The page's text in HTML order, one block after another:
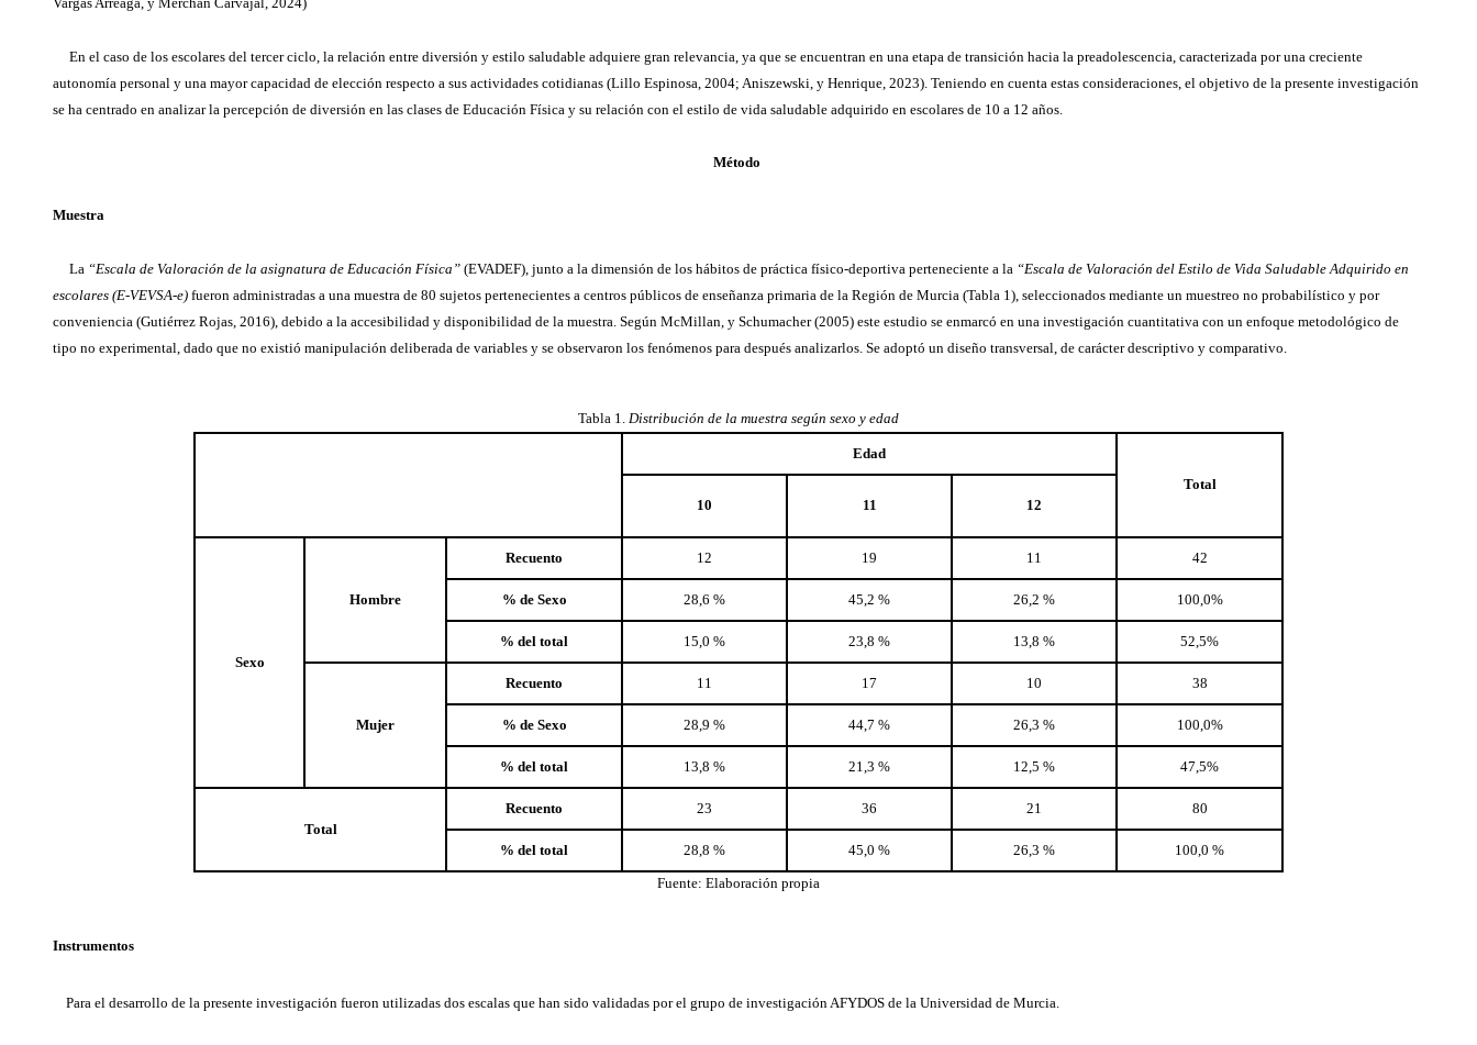
En el caso de los escolares del tercer ciclo, la relación entre diversión y estilo saludable adquiere gran relevancia, ya que se encuentran en una etapa de transición hacia la preadolescencia, caracterizada por una creciente
autonomía personal y una mayor capacidad de elección respecto a sus actividades cotidianas (Lillo Espinosa, 2004; Aniszewski, y Henrique, 2023). Teniendo en cuenta estas consideraciones, el objetivo de la presente investigación
se ha centrado en analizar la percepción de diversión en las clases de Educación Física y su relación con el estilo de vida saludable adquirido en escolares de 10 a 12 años.
Método
Muestra
La “Escala de Valoración de la asignatura de Educación Física” (EVADEF), junto a la dimensión de los hábitos de práctica físico-deportiva perteneciente a la “Escala de Valoración del Estilo de Vida Saludable Adquirido en
escolares (E-VEVSA-e) fueron administradas a una muestra de 80 sujetos pertenecientes a centros públicos de enseñanza primaria de la Región de Murcia (Tabla 1), seleccionados mediante un muestreo no probabilístico y por
conveniencia (Gutiérrez Rojas, 2016), debido a la accesibilidad y disponibilidad de la muestra. Según McMillan, y Schumacher (2005) este estudio se enmarcó en una investigación cuantitativa con un enfoque metodológico de
tipo no experimental, dado que no existió manipulación deliberada de variables y se observaron los fenómenos para después analizarlos. Se adoptó un diseño transversal, de carácter descriptivo y comparativo.
Tabla 1. Distribución de la muestra según sexo y edad
Edad
Total
10
11 12
Sexo
Hombre
Recuento 12 19 11 42
% de Sexo 28,6 % 45,2 % 26,2 % 100,0%
% del total 15,0 % 23,8 % 13,8 % 52,5%
Mujer
Recuento 11 17 10 38
% de Sexo 28,9 % 44,7 % 26,3 % 100,0%
% del total 13,8 % 21,3 % 12,5 % 47,5%
Total
Recuento 23 36 21 80
% del total 28,8 % 45,0 % 26,3 %
100,0 %
Fuente: Elaboración propia
Instrumentos
Para el desarrollo de la presente investigación fueron utilizadas dos escalas que han sido validadas por el grupo de investigación AFYDOS de la Universidad de Murcia.